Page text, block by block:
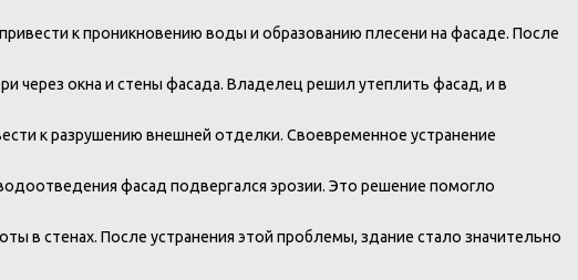
к проникновению воды и образованию плесени на фасаде. После
через окна и стены фасада. Владелец решил утеплить фасад, и в
к разрушению внешней отделки. Своевременное устранение
фасад подвергался эрозии. Это решение помогло
в стенах. После устранения этой проблемы, здание стало значительно